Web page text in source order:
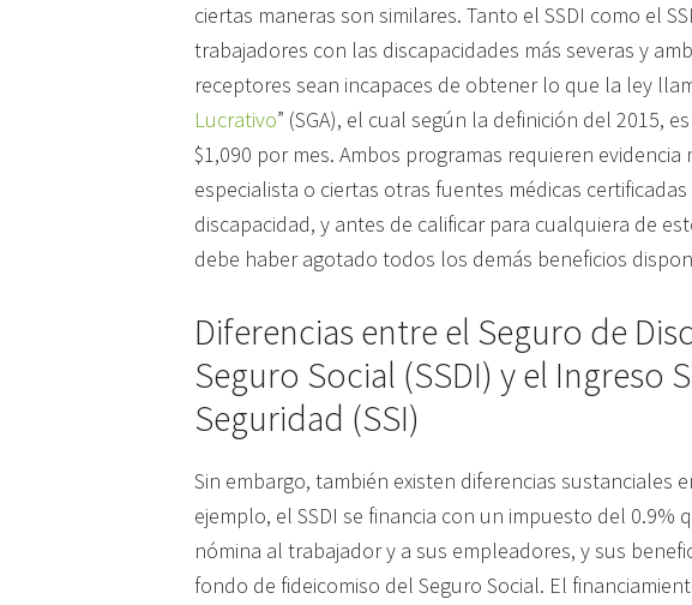
ciertas maneras son similares. Tanto el SSDI como el
trabajadores con las discapacidades más severas y
receptores sean incapaces de obtener lo que la ley
Lucrativo” (SGA), el cual según la definición del 2015,
$1,090 por mes. Ambos programas requieren evidencia
especialista o ciertas otras fuentes médicas
discapacidad, y antes de calificar para cualquiera de
debe haber agotado todos los demás beneficios
Diferencias entre el Seguro de
Seguro Social (SSDI) y el Ingreso
Seguridad (SSI)
Sin embargo, también existen diferencias sustanciales
ejemplo, el SSDI se financia con un impuesto del 0.9%
nómina al trabajador y a sus empleadores, y sus
fondo de fideicomiso del Seguro Social. El